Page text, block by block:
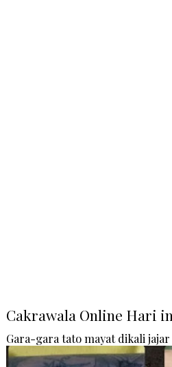
Cakrawala Online Hari
Gara-gara tato mayat dikali